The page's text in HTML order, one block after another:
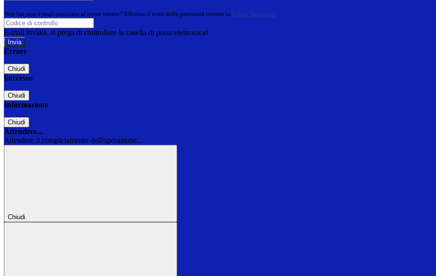
Non hai una e-mail associata al nome utente? Effettua il reset della password tramite la Login Spaggiari
E-mail inviata, si prega di controllare la casella di posta elettronica!
Errore
Chiudi
Successo
Chiudi
Informazione
Chiudi
Attendere...
Attendere il completamento dell'operazione...
Chiudi